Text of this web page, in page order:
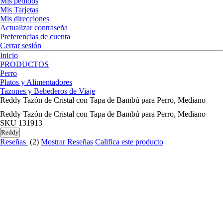
Mis Tarjetas
Mis direcciones
Actualizar contraseña
Preferencias de cuenta
Cerrar sesión
Inicio
PRODUCTOS
Perro
Platos y Alimentadores
Tazones y Bebederos de Viaje
Reddy Tazón de Cristal con Tapa de Bambú para Perro, Mediano
Reddy Tazón de Cristal con Tapa de Bambú para Perro, Mediano
SKU 131913
Reddy
Reseñas (2) Mostrar Reseñas Califica este producto